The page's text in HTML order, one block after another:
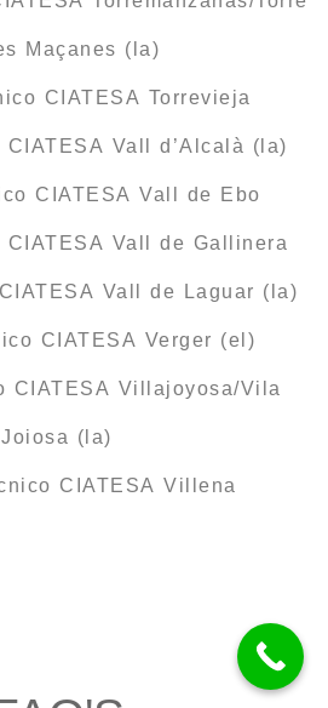
Maçanes (la)
CIATESA Torrevieja
Vall d’Alcalà (la)
CIATESA Vall de Ebo
Vall de Gallinera
Vall de Laguar (la)
CIATESA Verger (el)
CIATESA Villajoyosa/Vila
Joiosa (la)
CIATESA Villena